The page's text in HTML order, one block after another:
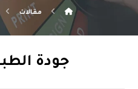
مقالات
جودة